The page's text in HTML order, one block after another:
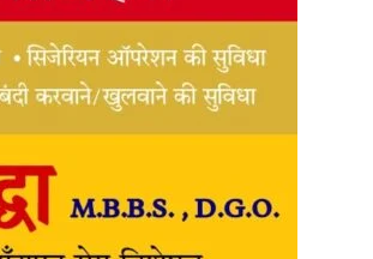
Today